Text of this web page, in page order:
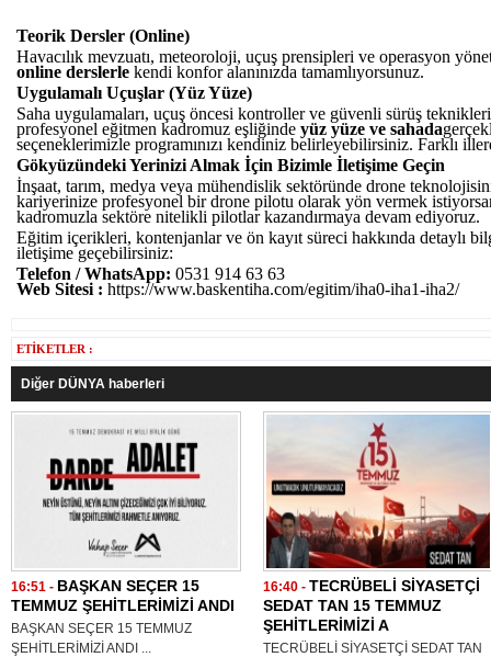
Teorik Dersler (Online)
Havacılık mevzuatı, meteoroloji, uçuş prensipleri ve operasyon
online derslerle kendi konfor alanınızda tamamlıyorsunuz.
Uygulamalı Uçuşlar (Yüz Yüze)
Saha uygulamaları, uçuş öncesi kontroller ve güvenli sürüş
profesyonel eğitmen kadromuz eşliğinde yüz yüze ve sahada
seçeneklerimizle programınızı kendiniz belirleyebilirsiniz. Farklı
Gökyüzündeki Yerinizi Almak İçin Bizimle İletişime Geçin
İnşaat, tarım, medya veya mühendislik sektöründe drone
kariyerinize profesyonel bir drone pilotu olarak yön vermek
kadromuzla sektöre nitelikli pilotlar kazandırmaya devam ediyoruz.
Eğitim içerikleri, kontenjanlar ve ön kayıt süreci hakkında detaylı
iletişime geçebilirsiniz:
Telefon / WhatsApp: 0531 914 63 63
Web Sitesi : https://www.baskentiha.com/egitim/iha0-iha1-iha2/
ETİKETLER :
Diğer DÜNYA haberleri
16:51 - BAŞKAN SEÇER 15
TEMMUZ ŞEHİTLERİMİZİ ANDI
BAŞKAN SEÇER 15 TEMMUZ
ŞEHİTLERİMİZİ ANDI ...
16:40 - TECRÜBELİ SİYASETÇİ
SEDAT TAN 15 TEMMUZ
ŞEHİTLERİMİZİ A
TECRÜBELİ SİYASETÇİ SEDAT TAN